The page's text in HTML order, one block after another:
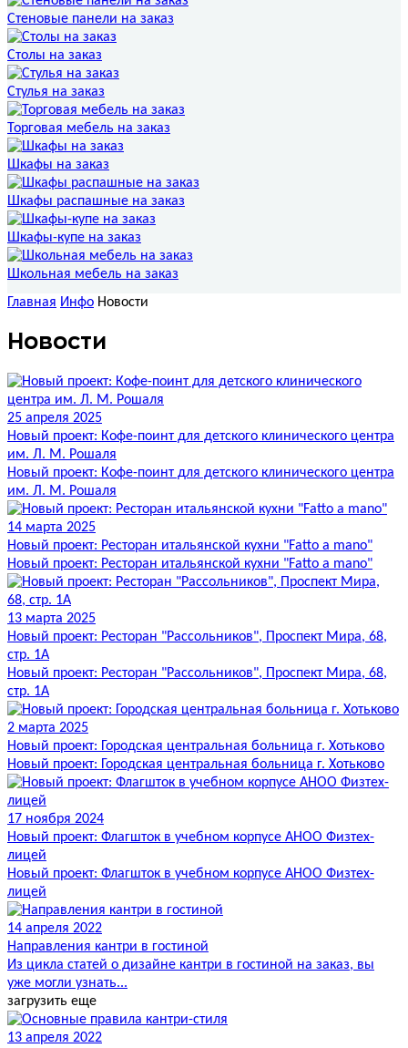
Стеновые панели на заказ
Столы на заказ
Стулья на заказ
Торговая мебель на заказ
Шкафы на заказ
Шкафы распашные на заказ
Шкафы-купе на заказ
Школьная мебель на заказ
Главная Инфо Новости
Новости
25 апреля 2025
Новый проект: Кофе-поинт для детского клинического центра
им. Л. М. Рошаля
Новый проект: Кофе-поинт для детского клинического центра
им. Л. М. Рошаля
14 марта 2025
Новый проект: Ресторан итальянской кухни "Fatto a mano"
Новый проект: Ресторан итальянской кухни "Fatto a mano"
13 марта 2025
Новый проект: Ресторан "Рассольников", Проспект Мира, 68,
стр. 1А
Новый проект: Ресторан "Рассольников", Проспект Мира, 68,
стр. 1А
2 марта 2025
Новый проект: Городская центральная больница г. Хотьково
Новый проект: Городская центральная больница г. Хотьково
17 ноября 2024
Новый проект: Флагшток в учебном корпусе АНОО Физтех-
лицей
Новый проект: Флагшток в учебном корпусе АНОО Физтех-
лицей
14 апреля 2022
Направления кантри в гостиной
Из цикла статей о дизайне кантри в гостиной на заказ, вы
уже могли узнать...
загрузить еще
13 апреля 2022